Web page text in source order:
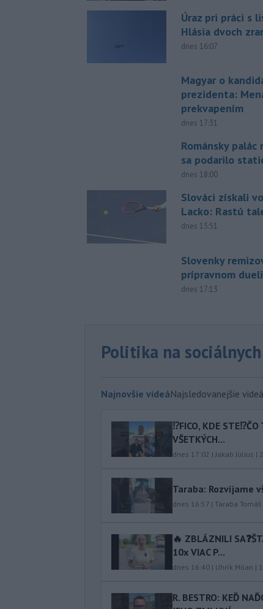
Úraz pri práci s
Hlásia dvoch
dnes 16:07
Magyar o
prezidenta:
prekvapením
dnes 17:31
Románsky palác
sa podarilo
dnes 18:00
Slováci získali
Lacko: Rastú
dnes 15:51
Slovenky
prípravnom
dnes 17:13
Politika na
Najnovšie videáNajsledovanejšie videá
⁉️FICO, KDE
VŠETKÝCH...
dnes 17:02 |Jakab Július |
Taraba: Rozvíjame
dnes 16:57 | Taraba Tomáš
🔥 ZBLÁZNILI
10x VIAC P...
dnes 16:40 | Uhrík Milan |
R. BESTRO: KEĎ